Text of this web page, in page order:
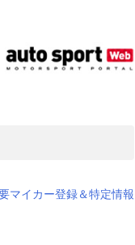
マイカー登録＆特定情報